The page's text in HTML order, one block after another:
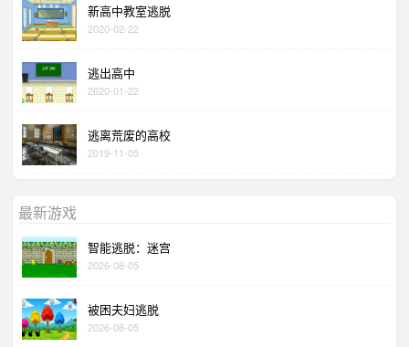
新高中教室逃脱
2020-02-22
逃出高中
2020-01-22
逃离荒废的高校
2019-11-05
最新游戏
智能逃脱：迷宫
2026-08-05
被困夫妇逃脱
2026-08-05